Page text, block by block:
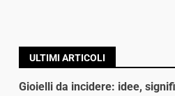
ULTIMI ARTICOLI
Gioielli da incidere: idee,